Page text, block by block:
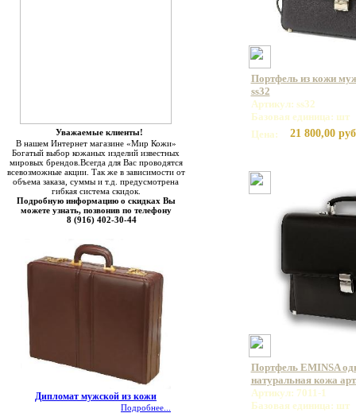
Уважаемые клиенты!
В нашем Интернет магазине «Мир Кожи»
Богатый выбор кожаных изделий известных
мировых брендов.Всегда для Вас проводятся
всевозможные акции. Так же в зависимости от
объема заказа, суммы и т.д. предусмотрена
гибкая система скидок.
Подробную информацию о скидках Вы
можете узнать, позвонив по телефону
8 (916) 402-30-44
Дипломат мужской из кожи
Подробнее...
Портфель из кожи
ss32
Артикул: ss32
Базовая единица: шт
Цена:
21 800,00
Портфель EMINSA
натуральная кожа
Артикул: 7011-1
Базовая единица: шт